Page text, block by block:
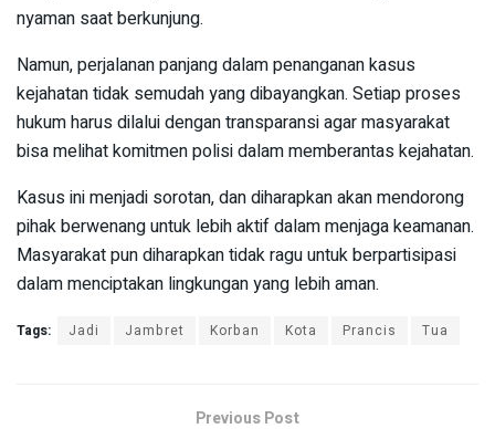
nyaman saat berkunjung.
Namun, perjalanan panjang dalam penanganan kasus
kejahatan tidak semudah yang dibayangkan. Setiap proses
hukum harus dilalui dengan transparansi agar masyarakat
bisa melihat komitmen polisi dalam memberantas kejahatan.
Kasus ini menjadi sorotan, dan diharapkan akan mendorong
pihak berwenang untuk lebih aktif dalam menjaga keamanan.
Masyarakat pun diharapkan tidak ragu untuk berpartisipasi
dalam menciptakan lingkungan yang lebih aman.
Tags: Jadi Jambret Korban Kota Prancis Tua
Previous Post